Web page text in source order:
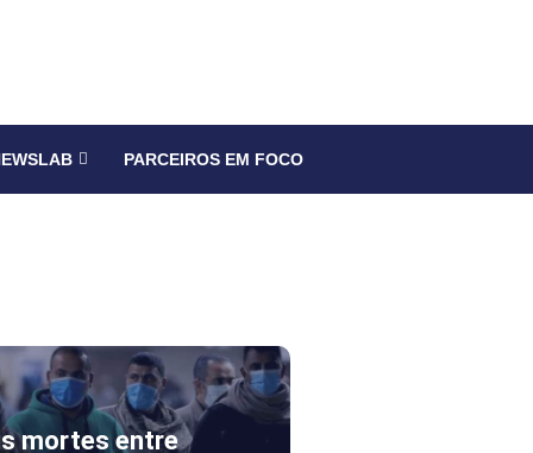
PARCEIROS EM FOCO
mortes entre